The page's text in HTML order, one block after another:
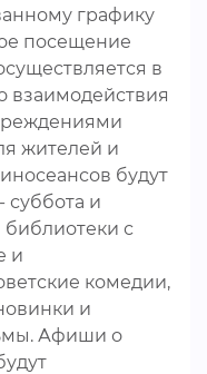
графику
посещение
в
взаимодействия
жителей и
будут
суббота и
библиотеки с
и
комедии,
и
Афиши о